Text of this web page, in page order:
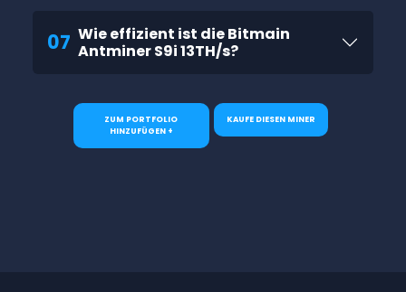
07 Wie effizient ist die Bitmain
Antminer S9i 13TH/s?
ZUM PORTFOLIO
HINZUFÜGEN +
KAUFE DIESEN MINER